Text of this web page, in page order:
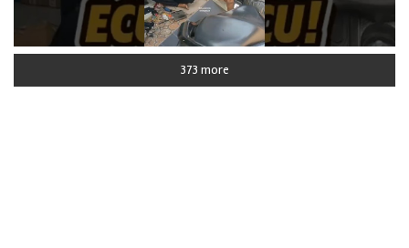
373 more